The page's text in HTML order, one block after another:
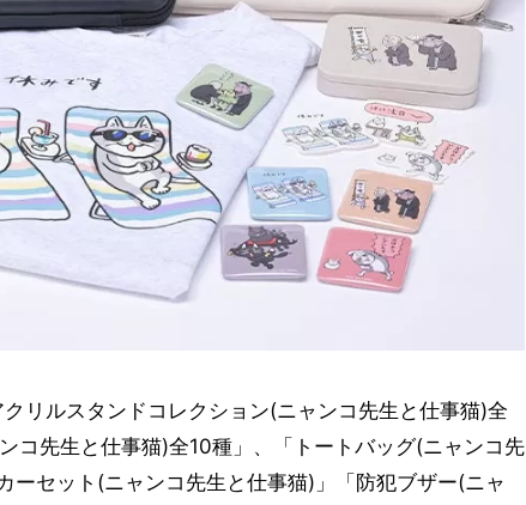
リルスタンドコレクション(ニャンコ先生と仕事猫)全
コ先生と仕事猫)全10種」、「トートバッグ(ニャンコ先
ーセット(ニャンコ先生と仕事猫)」「防犯ブザー(ニャ